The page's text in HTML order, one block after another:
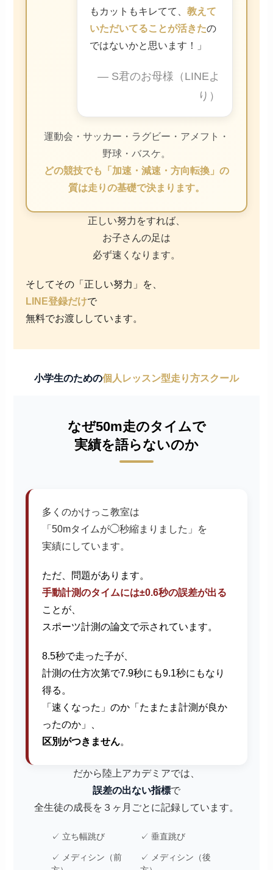
もカットもキレてて、教えて
いただいてることが活きたの
ではないかと思います！」
— S君のお母様（LINEよ
り）
運動会・サッカー・ラグビー・アメフト・
野球・バスケ。
どの競技でも「加速・減速・方向転換」の
質は走りの基礎で決まります。
正しい努力をすれば、
お子さんの足は
必ず速くなります。
そしてその「正しい努力」を、
LINE登録だけで
無料でお渡ししています。
小学生のための個人レッスン型走り方スクール
なぜ50m走のタイムで
実績を語らないのか
多くのかけっこ教室は
「50mタイムが◯秒縮まりました」を
実績にしています。
ただ、問題があります。
手動計測のタイムには±0.6秒の誤差が出る
ことが、
スポーツ計測の論文で示されています。
8.5秒で走った子が、
計測の仕方次第で7.9秒にも9.1秒にもなり
得る。
「速くなった」のか「たまたま計測が良か
ったのか」、
区別がつきません。
だから陸上アカデミアでは、
誤差の出ない指標で
全生徒の成長を３ヶ月ごとに記録しています。
✓ 立ち幅跳び ✓ 垂直跳び
✓ メディシン（前
✓ メディシン（後